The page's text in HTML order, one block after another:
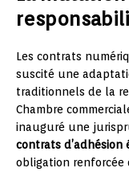
Les contrats
suscité une
traditionnels de la
Chambre
inauguré une
contrats d’adhésion
obligation renforcée